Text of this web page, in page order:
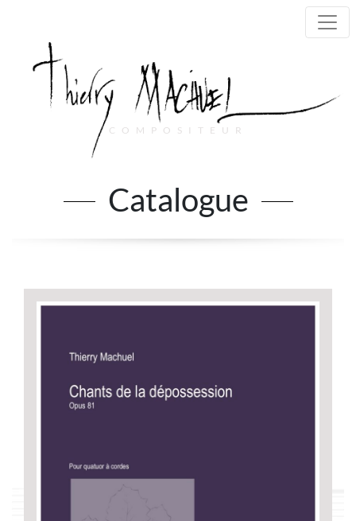
COMPOSITEUR
Main Navigation
Catalogue